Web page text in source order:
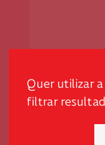
Quer utilizar a
filtrar